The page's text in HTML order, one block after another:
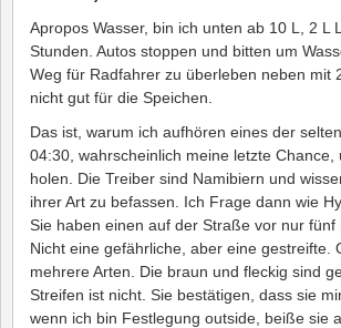
Apropos Wasser, bin ich unten ab 10 L, 2 L
Stunden. Autos stoppen und bitten um
Weg für Radfahrer zu überleben neben mit
nicht gut für die Speichen.
Das ist, warum ich aufhören eines der
04:30, wahrscheinlich meine letzte Chance,
holen. Die Treiber sind Namibiern und
ihrer Art zu befassen. Ich Frage dann wie
Sie haben einen auf der Straße vor nur fünf
Nicht eine gefährliche, aber eine gestreifte.
mehrere Arten. Die braun und fleckig sind
Streifen ist nicht. Sie bestätigen, dass sie
wenn ich bin Festlegung outside, beiße sie